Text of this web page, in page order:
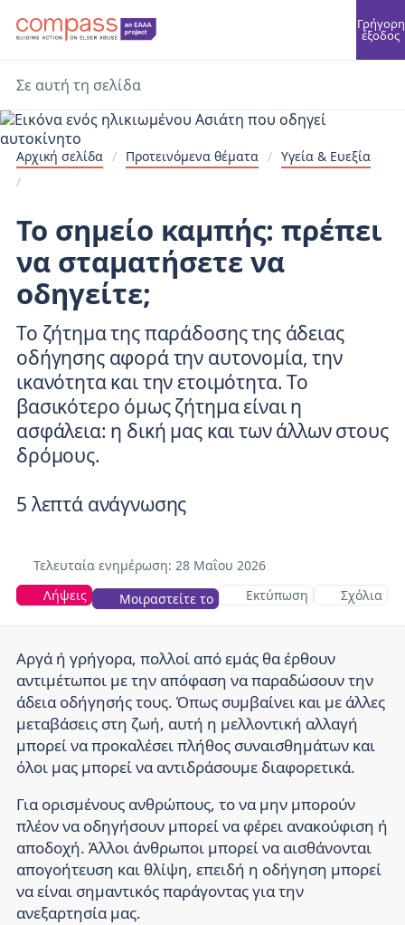
Γρήγορη
έξοδος
Αρχική σελίδα / Προτεινόμενα θέματα / Υγεία & Ευεξία
/
Το σημείο καμπής: πρέπει
να σταματήσετε να
οδηγείτε;
Το ζήτημα της παράδοσης της άδειας
οδήγησης αφορά την αυτονομία, την
ικανότητα και την ετοιμότητα. Το
βασικότερο όμως ζήτημα είναι η
ασφάλεια: η δική μας και των άλλων στους
δρόμους.
5 λεπτά ανάγνωσης
Τελευταία ενημέρωση: 28 Μαΐου 2026
Λήψεις
Μοιραστείτε το Εκτύπωση Σχόλια
Σε αυτή τη σελίδα
Αργά ή γρήγορα, πολλοί από εμάς θα έρθουν
αντιμέτωποι με την απόφαση να παραδώσουν την
άδεια οδήγησής τους. Όπως συμβαίνει και με άλλες
μεταβάσεις στη ζωή, αυτή η μελλοντική αλλαγή
μπορεί να προκαλέσει πλήθος συναισθημάτων και
όλοι μας μπορεί να αντιδράσουμε διαφορετικά.
Για ορισμένους ανθρώπους, το να μην μπορούν
πλέον να οδηγήσουν μπορεί να φέρει ανακούφιση ή
αποδοχή. Άλλοι άνθρωποι μπορεί να αισθάνονται
απογοήτευση και θλίψη, επειδή η οδήγηση μπορεί
να είναι σημαντικός παράγοντας για την
ανεξαρτησία μας.